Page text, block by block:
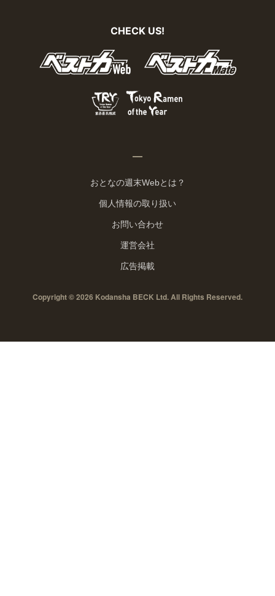
CHECK US!
おとなの週末Webとは？
個人情報の取り扱い
お問い合わせ
運営会社
広告掲載
Copyright © 2026 Kodansha BECK Ltd. All Rights Reserved.